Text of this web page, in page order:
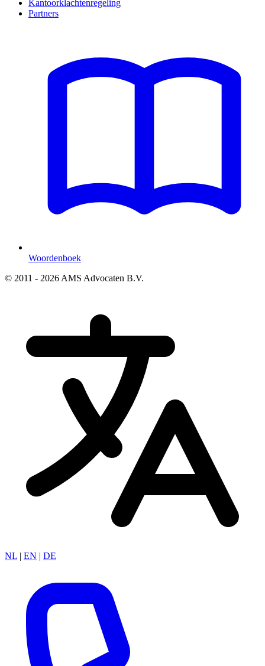
Kantoorklachtenregeling
Partners
Woordenboek
© 2011 - 2026 AMS Advocaten B.V.
NL | EN | DE